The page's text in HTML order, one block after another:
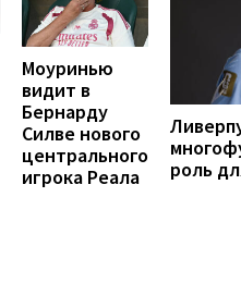
Моуринью
видит в
Бернарду
Силве нового
центрального
игрока Реала
роль